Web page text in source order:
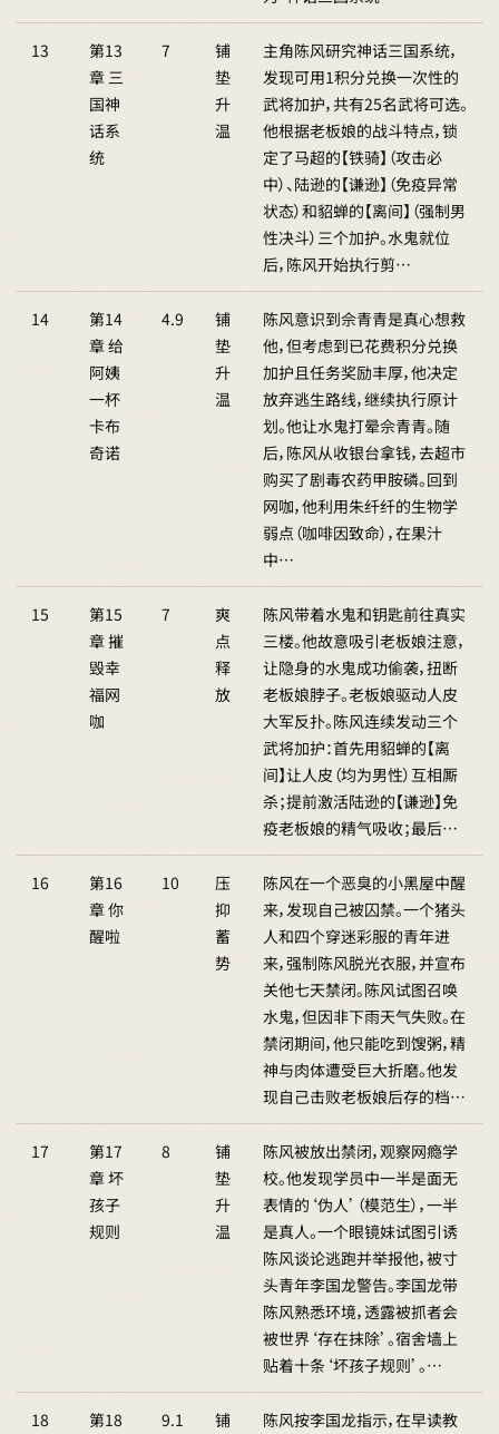
13
第13
章 三
国神
话系
统
7
铺
垫
升
温
主角陈风研究神话三国系统，
发现可用1积分兑换一次性的
武将加护，共有25名武将可选。
他根据老板娘的战斗特点，锁
定了马超的【铁骑】（攻击必
中）、陆逊的【谦逊】（免疫异常
状态）和貂蝉的【离间】（强制男
性决斗）三个加护。水鬼就位
后，陈风开始执行剪…
14
第14
章 给
阿姨
一杯
卡布
奇诺
4.9
铺
垫
升
温
陈风意识到佘青青是真心想救
他，但考虑到已花费积分兑换
加护且任务奖励丰厚，他决定
放弃逃生路线，继续执行原计
划。他让水鬼打晕佘青青。随
后，陈风从收银台拿钱，去超市
购买了剧毒农药甲胺磷。回到
网咖，他利用朱纤纤的生物学
弱点（咖啡因致命），在果汁
中…
15
第15
章 摧
毁幸
福网
咖
7
爽
点
释
放
陈风带着水鬼和钥匙前往真实
三楼。他故意吸引老板娘注意，
让隐身的水鬼成功偷袭，扭断
老板娘脖子。老板娘驱动人皮
大军反扑。陈风连续发动三个
武将加护：首先用貂蝉的【离
间】让人皮（均为男性）互相厮
杀；提前激活陆逊的【谦逊】免
疫老板娘的精气吸收；最后…
16
第16
章 你
醒啦
10
压
抑
蓄
势
陈风在一个恶臭的小黑屋中醒
来，发现自己被囚禁。一个猪头
人和四个穿迷彩服的青年进
来，强制陈风脱光衣服，并宣布
关他七天禁闭。陈风试图召唤
水鬼，但因非下雨天气失败。在
禁闭期间，他只能吃到馊粥，精
神与肉体遭受巨大折磨。他发
现自己击败老板娘后存的档…
17
第17
章 坏
孩子
规则
8
铺
垫
升
温
陈风被放出禁闭，观察网瘾学
校。他发现学员中一半是面无
表情的‘伪人’（模范生），一半
是真人。一个眼镜妹试图引诱
陈风谈论逃跑并举报他，被寸
头青年李国龙警告。李国龙带
陈风熟悉环境，透露被抓者会
被世界‘存在抹除’。宿舍墙上
贴着十条‘坏孩子规则’。…
18
第18
9.1
铺
陈风按李国龙指示，在早读教